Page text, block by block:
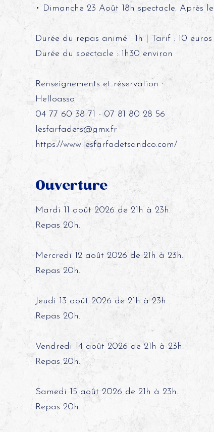
• Dimanche 23 Août 18h spectacle. Après
Durée du repas animé : 1h | Tarif : 10
Durée du spectacle : 1h30 environ
Renseignements et réservation :
Helloasso
04 77 60 38 71 - 07 81 80 28 56
lesfarfadets@gmx.fr
https://www.lesfarfadetsandco.com/
Ouverture
Mardi 11 août 2026 de 21h à 23h.
Repas 20h.
Mercredi 12 août 2026 de 21h à 23h.
Repas 20h.
Jeudi 13 août 2026 de 21h à 23h.
Repas 20h.
Vendredi 14 août 2026 de 21h à 23h.
Repas 20h.
Samedi 15 août 2026 de 21h à 23h.
Repas 20h.